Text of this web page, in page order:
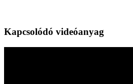
Kapcsolódó videóanyag